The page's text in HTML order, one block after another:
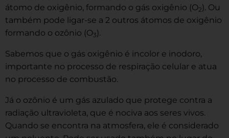
átomo de oxigênio, formando o gás oxigênio (O2). Ou
também pode ligar-se a 2 outros átomos de oxigênio
formando o ozônio (O3).
Sabemos que o gás oxigênio é incolor e inodoro,
importante no processo de respiração celular e atua
no processo de combustão.
Já o ozônio é um gás azulado que protege contra a
radiação ultravioleta, que é nociva aos seres vivos.
Quando se encontra na atmosfera, ele é considerado